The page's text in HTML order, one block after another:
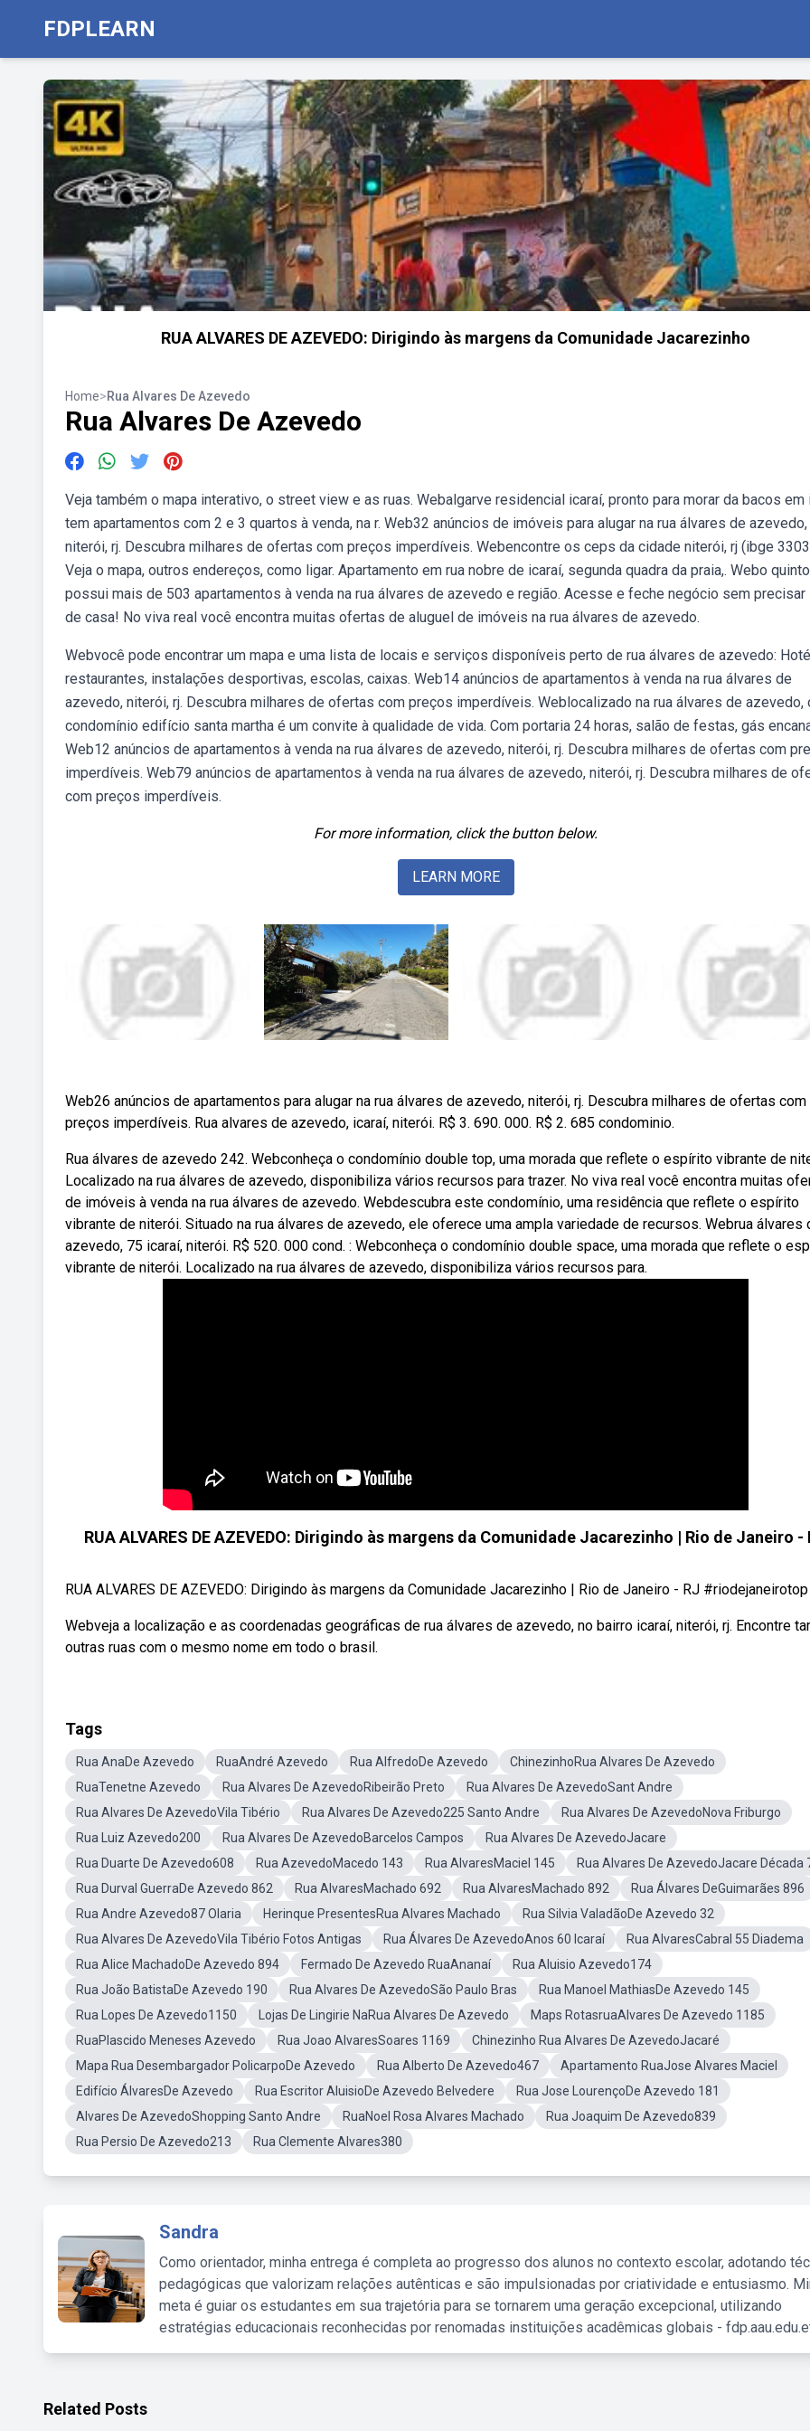
FDPLEARN
RUA ALVARES DE AZEVEDO: Dirigindo às margens da Comunidade Jacarezinho
Home>Rua Alvares De Azevedo
Rua Alvares De Azevedo
Veja também o mapa interativo, o street view e as ruas. Webalgarve residencial icaraí, pronto para morar da bacos em
tem apartamentos com 2 e 3 quartos à venda, na r. Web32 anúncios de imóveis para alugar na rua álvares de azevedo,
niterói, rj. Descubra milhares de ofertas com preços imperdíveis. Webencontre os ceps da cidade niterói, rj (ibge
Veja o mapa, outros endereços, como ligar. Apartamento em rua nobre de icaraí, segunda quadra da praia,. Webo
possui mais de 503 apartamentos à venda na rua álvares de azevedo e região. Acesse e feche negócio sem precisar
de casa! No viva real você encontra muitas ofertas de aluguel de imóveis na rua álvares de azevedo.
Webvocê pode encontrar um mapa e uma lista de locais e serviços disponíveis perto de rua álvares de azevedo:
restaurantes, instalações desportivas, escolas, caixas. Web14 anúncios de apartamentos à venda na rua álvares de
azevedo, niterói, rj. Descubra milhares de ofertas com preços imperdíveis. Weblocalizado na rua álvares de azevedo,
condomínio edifício santa martha é um convite à qualidade de vida. Com portaria 24 horas, salão de festas, gás
Web12 anúncios de apartamentos à venda na rua álvares de azevedo, niterói, rj. Descubra milhares de ofertas com
imperdíveis. Web79 anúncios de apartamentos à venda na rua álvares de azevedo, niterói, rj. Descubra milhares de
com preços imperdíveis.
For more information, click the button below.
LEARN MORE
Web26 anúncios de apartamentos para alugar na rua álvares de azevedo, niterói, rj. Descubra milhares de ofertas com
preços imperdíveis. Rua alvares de azevedo, icaraí, niterói. R$ 3. 690. 000. R$ 2. 685 condominio.
Rua álvares de azevedo 242. Webconheça o condomínio double top, uma morada que reflete o espírito vibrante de
Localizado na rua álvares de azevedo, disponibiliza vários recursos para trazer. No viva real você encontra muitas
de imóveis à venda na rua álvares de azevedo. Webdescubra este condomínio, uma residência que reflete o espírito
vibrante de niterói. Situado na rua álvares de azevedo, ele oferece uma ampla variedade de recursos. Webrua álvares
azevedo, 75 icaraí, niterói. R$ 520. 000 cond. : Webconheça o condomínio double space, uma morada que reflete o
vibrante de niterói. Localizado na rua álvares de azevedo, disponibiliza vários recursos para.
RUA ALVARES DE AZEVEDO: Dirigindo às margens da Comunidade Jacarezinho | Rio de Janeiro -
RUA ALVARES DE AZEVEDO: Dirigindo às margens da Comunidade Jacarezinho | Rio de Janeiro - RJ #riodejaneirotop
Webveja a localização e as coordenadas geográficas de rua álvares de azevedo, no bairro icaraí, niterói, rj. Encontre
outras ruas com o mesmo nome em todo o brasil.
Tags
Rua AnaDe Azevedo RuaAndré Azevedo Rua AlfredoDe Azevedo
ChinezinhoRua Alvares De Azevedo
RuaTenetne Azevedo
Rua Alvares De AzevedoRibeirão Preto
Rua Alvares De AzevedoSant Andre
Rua Alvares De AzevedoVila Tibério
Rua Alvares De Azevedo225 Santo Andre
Rua Alvares De AzevedoNova Friburgo
Rua Luiz Azevedo200
Rua Alvares De AzevedoBarcelos Campos
Rua Alvares De AzevedoJacare
Rua Duarte De Azevedo608
Rua AzevedoMacedo 143 Rua AlvaresMaciel 145
Rua Alvares De AzevedoJacare Década
Rua Durval GuerraDe Azevedo 862
Rua AlvaresMachado 692 Rua AlvaresMachado 892
Rua Álvares DeGuimarães 896
Rua Andre Azevedo87 Olaria
Herinque PresentesRua Alvares Machado
Rua Silvia ValadãoDe Azevedo 32
Rua Alvares De AzevedoVila Tibério Fotos Antigas
Rua Álvares De AzevedoAnos 60 Icaraí
Rua AlvaresCabral 55 Diadema
Rua Alice MachadoDe Azevedo 894
Fermado De Azevedo RuaAnanaí
Rua Aluisio Azevedo174
Rua João BatistaDe Azevedo 190
Rua Alvares De AzevedoSão Paulo Bras
Rua Manoel MathiasDe Azevedo 145
Rua Lopes De Azevedo1150
Lojas De Lingirie NaRua Alvares De Azevedo
Maps RotasruaAlvares De Azevedo 1185
RuaPlascido Meneses Azevedo
Rua Joao AlvaresSoares 1169
Chinezinho Rua Alvares De AzevedoJacaré
Mapa Rua Desembargador PolicarpoDe Azevedo
Rua Alberto De Azevedo467
Apartamento RuaJose Alvares Maciel
Edifício ÁlvaresDe Azevedo
Rua Escritor AluisioDe Azevedo Belvedere
Rua Jose LourençoDe Azevedo 181
Alvares De AzevedoShopping Santo Andre
RuaNoel Rosa Alvares Machado
Rua Joaquim De Azevedo839
Rua Persio De Azevedo213
Rua Clemente Alvares380
Sandra
Como orientador, minha entrega é completa ao progresso dos alunos no contexto escolar, adotando
pedagógicas que valorizam relações autênticas e são impulsionadas por criatividade e entusiasmo.
meta é guiar os estudantes em sua trajetória para se tornarem uma geração excepcional, utilizando
estratégias educacionais reconhecidas por renomadas instituições acadêmicas globais -
Related Posts